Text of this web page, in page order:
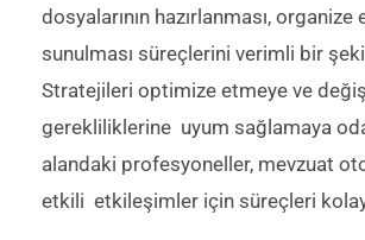
dosyalarının hazırlanması,
sunulması süreçlerini verimli bir
Stratejileri optimize etmeye ve
gerekliliklerine uyum sağlamaya
alandaki profesyoneller, mevzuat
etkili etkileşimler için süreçleri